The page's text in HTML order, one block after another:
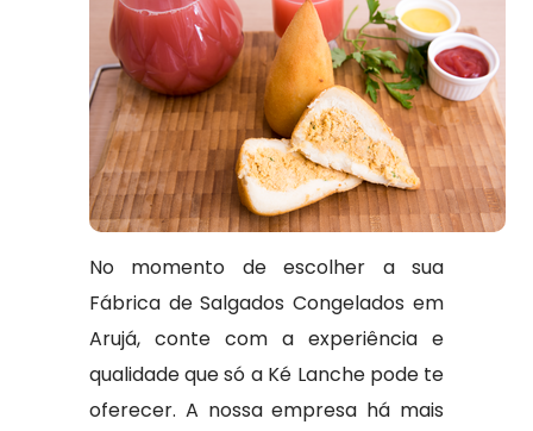
No momento de escolher a sua
Fábrica de Salgados Congelados em
Arujá, conte com a experiência e
qualidade que só a Ké Lanche pode te
oferecer. A nossa empresa há mais